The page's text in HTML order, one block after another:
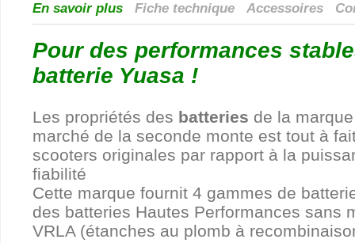
En savoir plus Fiche technique Accessoires
Pour des performances
batterie Yuasa !
Les propriétés des batteries de la
marché de la seconde monte est tout à
scooters originales par rapport à la
fiabilité
Cette marque fournit 4 gammes de
des batteries Hautes Performances sans
VRLA (étanches au plomb à